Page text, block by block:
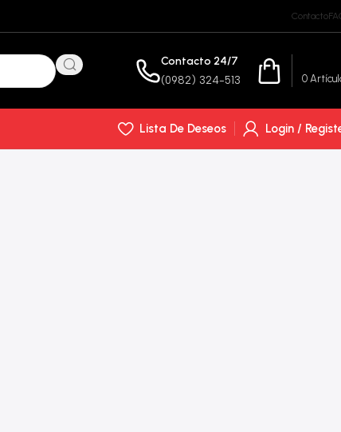
Contacto
Contacto 24/7
(0982) 324-513 0
Lista De Deseos Login /